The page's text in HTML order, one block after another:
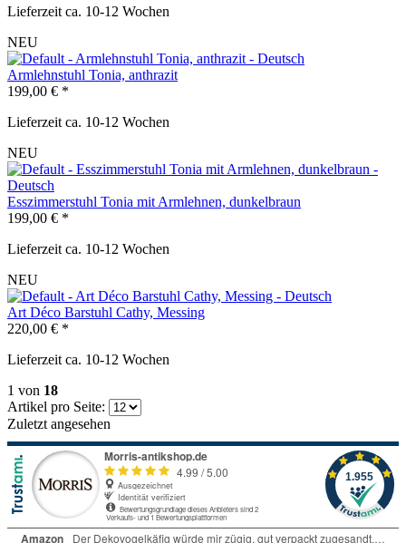
Lieferzeit ca. 10-12 Wochen
NEU
Armlehnstuhl Tonia, anthrazit
199,00 € *
Lieferzeit ca. 10-12 Wochen
NEU
Esszimmerstuhl Tonia mit Armlehnen, dunkelbraun
199,00 € *
Lieferzeit ca. 10-12 Wochen
NEU
Art Déco Barstuhl Cathy, Messing
220,00 € *
Lieferzeit ca. 10-12 Wochen
1 von 18
Artikel pro Seite:
Zuletzt angesehen